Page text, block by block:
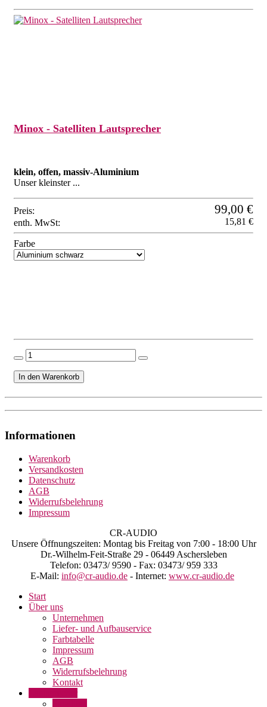
Minox - Satelliten Lautsprecher
klein, offen, massiv-Aluminium
Unser kleinster ...
Preis: 99,00 €
enth. MwSt: 15,81 €
Farbe
Informationen
Warenkorb
Versandkosten
Datenschutz
AGB
Widerrufsbelehrung
Impressum
CR-AUDIO
Unsere Öffnungszeiten: Montag bis Freitag von 7:00 - 18:00 Uhr
Dr.-Wilhelm-Feit-Straße 29 - 06449 Aschersleben
Telefon: 03473/ 9590 - Fax: 03473/ 959 333
E-Mail: info@cr-audio.de - Internet: www.cr-audio.de
Start
Über uns
Unternehmen
Liefer- und Aufbauservice
Farbtabelle
Impressum
AGB
Widerrufsbelehrung
Kontakt